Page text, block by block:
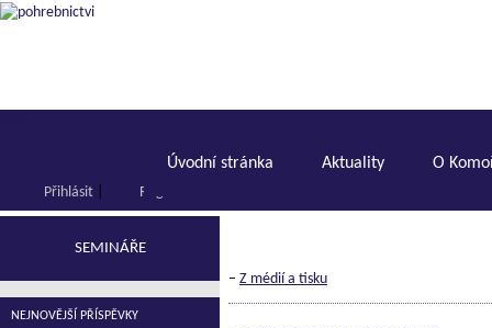
Úvodní stránka Aktuality O
Přihlásit Registrace
– Z médií a tisku
SEMINÁŘE
NEJNOVĚJŠÍ PŘÍSPĚVKY